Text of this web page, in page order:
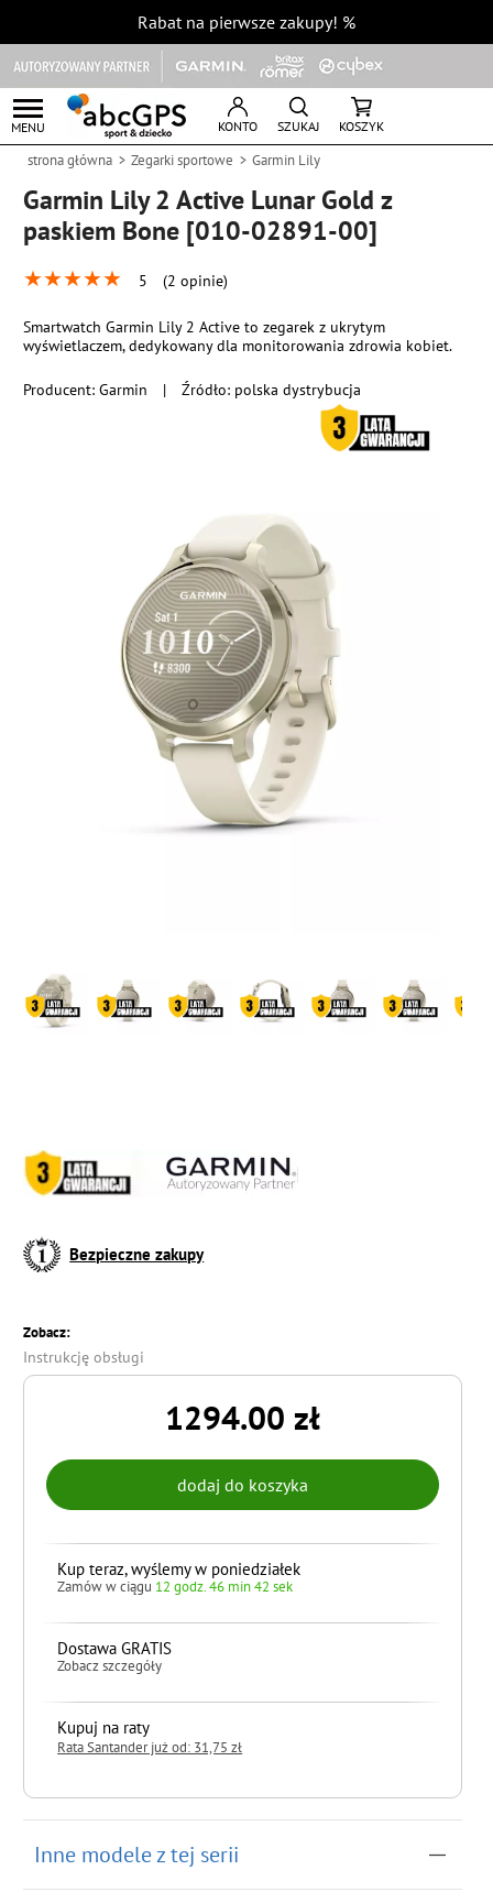
Rabat na pierwsze zakupy! %
MENU KONTO SZUKAJ KOSZYK
strona główna Zegarki sportowe Garmin Lily
Garmin Lily 2 Active Lunar Gold z
paskiem Bone [010-02891-00]
★★★★★ 5 (2 opinie)
Producent:Garmin | Źródło: polska dystrybucja
Smartwatch Garmin Lily 2 Active to zegarek z ukrytym
wyświetlaczem, dedykowany dla monitorowania zdrowia kobiet.
Bezpieczne zakupy
Zobacz:
Instrukcję obsługi
1294.00 zł
Kup teraz, wyślemy w poniedziałek
Zamów w ciągu 12 godz. 46 min 41 sek
Dostawa GRATIS
Zobacz szczegóły
Kupuj na raty
Rata Santander już od: 31,75 zł
Inne modele z tej serii